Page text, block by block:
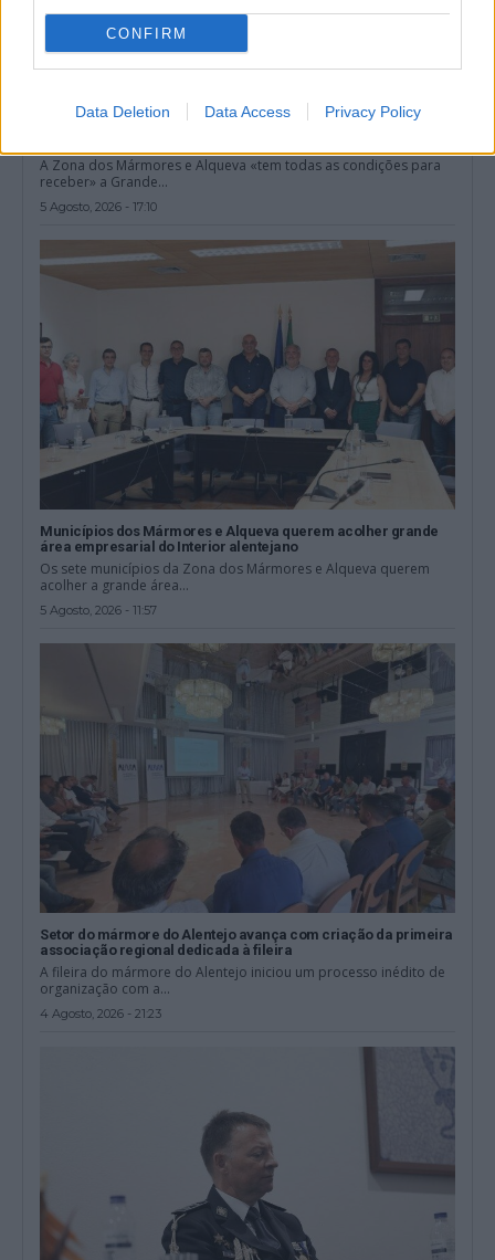
CONFIRM
Data Deletion Data Access Privacy Policy
Zona dos Mármores e Alqueva «tem todas as condições para
A Zona dos Mármores e Alqueva «tem todas as condições para
receber» a Grande...
5 Agosto, 2026 - 17:10
Municípios dos Mármores e Alqueva querem acolher grande
área empresarial do Interior alentejano
Os sete municípios da Zona dos Mármores e Alqueva querem
acolher a grande área...
5 Agosto, 2026 - 11:57
Setor do mármore do Alentejo avança com criação da primeira
associação regional dedicada à fileira
A fileira do mármore do Alentejo iniciou um processo inédito de
organização com a...
4 Agosto, 2026 - 21:23